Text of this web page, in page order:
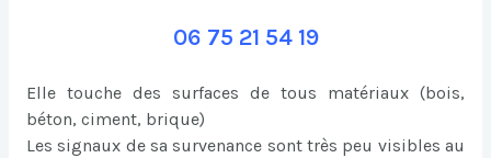
06 75 21 54 19
Elle touche des surfaces de tous matériaux (bois,
béton, ciment, brique)
Les signaux de sa survenance sont très peu visibles au